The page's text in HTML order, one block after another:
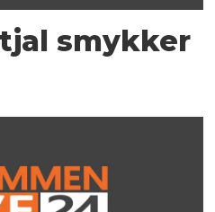
smykker